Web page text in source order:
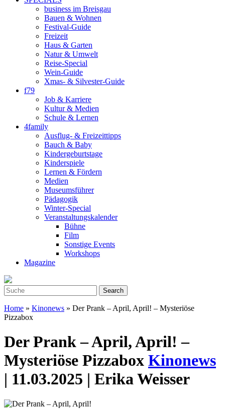
business im Breisgau
Bauen & Wohnen
Festival-Guide
Freizeit
Haus & Garten
Natur & Umwelt
Reise-Special
Wein-Guide
Xmas- & Silvester-Guide
f79
Job & Karriere
Kultur & Medien
Schule & Lernen
4family
Ausflug- & Freizeittipps
Bauch & Baby
Kindergeburtstage
Kinderspiele
Lernen & Fördern
Medien
Museumsführer
Pädagogik
Winter-Special
Veranstaltungskalender
Bühne
Film
Sonstige Events
Workshops
Magazine
Home » Kinonews » Der Prank – April, April! – Mysteriöse
Pizzabox
Der Prank – April, April! –
Mysteriöse Pizzabox Kinonews
| 11.03.2025 | Erika Weisser